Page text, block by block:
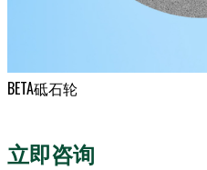
BETA砥石轮
立即咨询